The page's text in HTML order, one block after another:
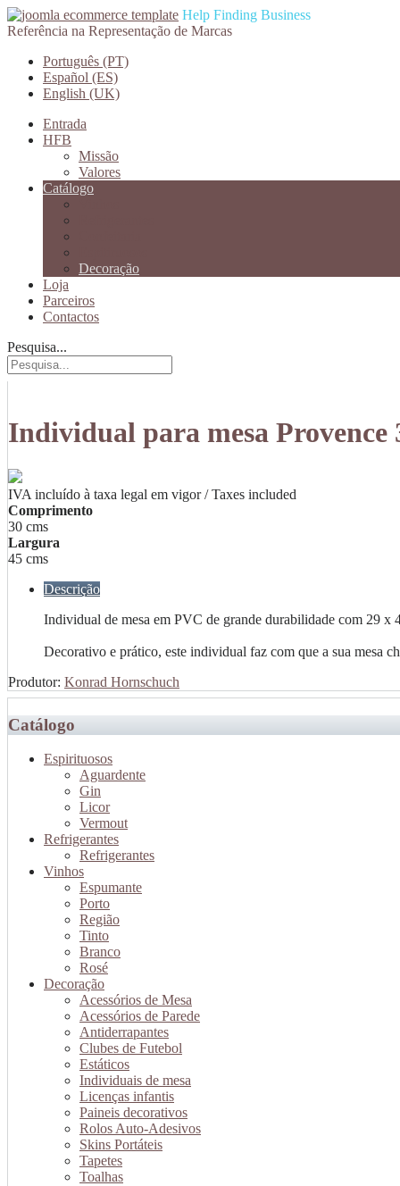
Help Finding Business
Referência na Representação de Marcas
Português (PT)
Español (ES)
English (UK)
Entrada
HFB
Missão
Valores
Catálogo
Decoração
Loja
Parceiros
Contactos
Pesquisa...
Individual para mesa Provence
IVA incluído à taxa legal em vigor / Taxes included
Comprimento
30 cms
Largura
45 cms
Descrição
Individual de mesa em PVC de grande durabilidade com 29 x
Decorativo e prático, este individual faz com que a sua mesa
Produtor: Konrad Hornschuch
Catálogo
Espirituosos
Aguardente
Gin
Licor
Vermout
Refrigerantes
Refrigerantes
Vinhos
Espumante
Porto
Região
Tinto
Branco
Rosé
Decoração
Acessórios de Mesa
Acessórios de Parede
Antiderrapantes
Clubes de Futebol
Estáticos
Individuais de mesa
Licenças infantis
Paineis decorativos
Rolos Auto-Adesivos
Skins Portáteis
Tapetes
Toalhas